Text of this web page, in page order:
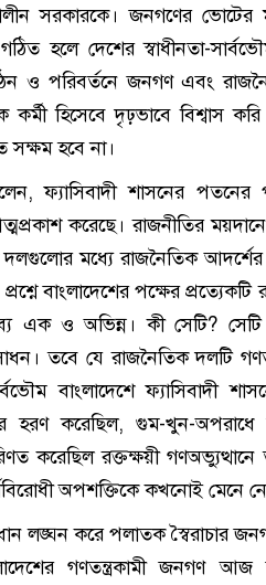
সরকারকে। জনগণের
হলে দেশের স্বাধীনতা-
ও পরিবর্তনে জনগণ এবং
হিসেবে দৃঢ়ভাবে বিশ্বাস
সক্ষম হবে না।
ফ্যাসিবাদী শাসনের
করেছে। রাজনীতির
মধ্যে রাজনৈতিক আদর্শের
প্রশ্নে বাংলাদেশের পক্ষের
এক ও অভিন্ন। কী সেটি?
তবে যে রাজনৈতিক দলটি
বাংলাদেশে ফ্যাসিবাদী
হরণ করেছিল, গুম-খুন-
করেছিল রক্তক্ষয়ী
অপশক্তিকে কখনোই মেনে
লঙ্ঘন করে পলাতক স্বৈরাচার
গণতন্ত্রকামী জনগণ আজ